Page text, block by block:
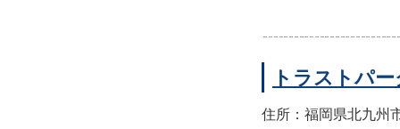
トラストパ
住所：福岡県北九州